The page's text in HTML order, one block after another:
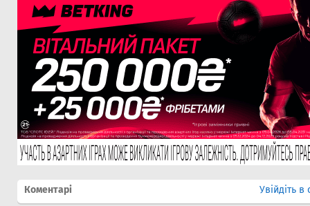
Коментарі Увійдіть в